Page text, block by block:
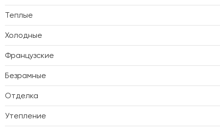
Теплые
Холодные
Французские
Безрамные
Отделка
Утепление